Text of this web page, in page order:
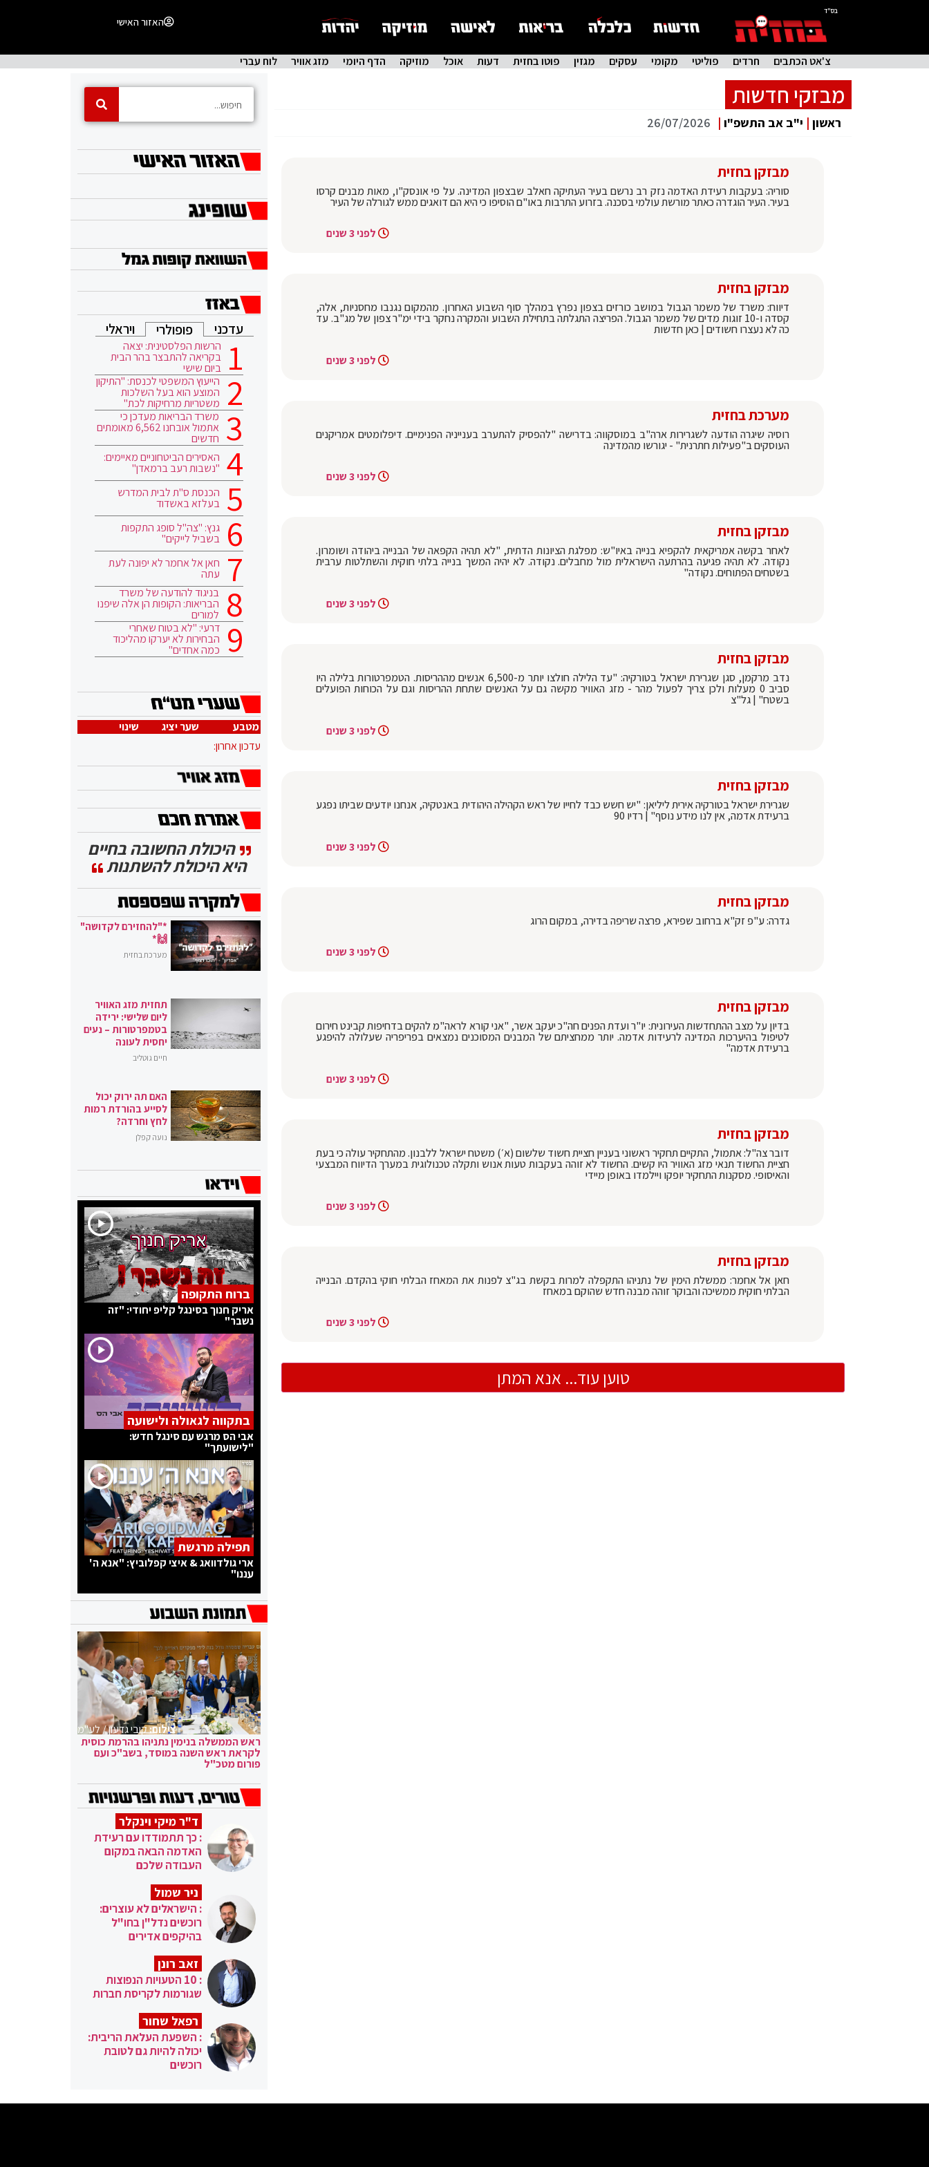
בס"ד
האזור האישי
צ'אט הכתבים חרדים פוליטי מקומי עסקים מגזין פוטו בחזית דעות אוכל מוזיקה הדף היומי מזג אוויר לוח עברי
מבזקי חדשות
ראשון | י"ב אב התשפ"ו |
26/07/2026
מבזקן בחזית
סוריה: בעקבות רעידת האדמה נזק רב נרשם בעיר העתיקה חאלב שבצפון המדינה. על פי אונסק"ו, מאות מבנים קרסו
בעיר. העיר הוגדרה כאתר מורשת עולמי בסכנה. בזרוע התרבות באו"ם הוסיפו כי היא הם דואגים ממש לגורלה של העיר
לפני 3 שנים
מבזקן בחזית
דיווח: משרד של משמר הגבול במושב כורזים בצפון נפרץ במהלך סוף השבוע האחרון. מהמקום נגנבו מחסניות, אלה,
קסדה ו-10 זוגות מדים של משמר הגבול. הפריצה התגלתה בתחילת השבוע והמקרה נחקר בידי ימ"ר צפון של מג"ב. עד
כה לא נעצרו חשודים | כאן חדשות
לפני 3 שנים
מערכת בחזית
רוסיה שיגרה הודעה לשגרירות ארה"ב במוסקווה: בדרישה "להפסיק להתערב בענייניה הפנימיים. דיפלומטים אמריקנים
העוסקים ב"פעילות חתרנית" - יגורשו מהמדינה
לפני 3 שנים
מבזקן בחזית
לאחר בקשה אמריקאית להקפיא בנייה באיו"ש: מפלגת הציונות הדתית, "לא תהיה הקפאה של הבנייה ביהודה ושומרון.
נקודה. לא תהיה פגיעה בהרתעה הישראלית מול מחבלים. נקודה. לא יהיה המשך בנייה בלתי חוקית והשתלטות ערבית
בשטחים הפתוחים. נקודה"
לפני 3 שנים
מבזקן בחזית
נדב מרקמן, סגן שגרירת ישראל בטורקיה: "עד הלילה חולצו יותר מ-6,500 אנשים מההריסות. הטמפרטורות בלילה היו
סביב 0 מעלות ולכן צריך לפעול מהר - מזג האוויר מקשה גם על האנשים שתחת ההריסות וגם על הכוחות הפועלים
בשטח" | גל"צ
לפני 3 שנים
מבזקן בחזית
שגרירת ישראל בטורקיה אירית ליליאן: "יש חשש כבד לחייו של ראש הקהילה היהודית באנטקיה, אנחנו יודעים שביתו נפגע
ברעידת אדמה, אין לנו מידע נוסף" | רדיו 90
לפני 3 שנים
מבזקן בחזית
גדרה: ע"פ זק"א ברחוב שפירא, פרצה שריפה בדירה, במקום הרוג
לפני 3 שנים
מבזקן בחזית
בדיון על מצב ההתחדשות העירונית: יו"ר ועדת הפנים חה"כ יעקב אשר, "אני קורא לראה"מ להקים בדחיפות קבינט חירום
לטיפול בהיערכות המדינה לרעידות אדמה. יותר ממחציתם של המבנים המסוכנים נמצאים בפריפריה שעלולה להיפגע
ברעידת אדמה"
לפני 3 שנים
מבזקן בחזית
דובר צה"ל: אתמול, התקיים תחקיר ראשוני בעניין חציית חשוד שלשום (א׳) משטח ישראל ללבנון. מהתחקיר עולה כי בעת
חציית החשוד תנאי מזג האוויר היו קשים. החשוד לא זוהה בעקבות טעות אנוש ותקלה טכנולוגית במערך הדיווח המבצעי
והאיסופי. מסקנות התחקיר יופקו ויילמדו באופן מיידי
לפני 3 שנים
מבזקן בחזית
חאן אל אחמר: ממשלת הימין של נתניהו התקפלה למרות בקשת בג"צ לפנות את המאחז הבלתי חוקי בהקדם. הבנייה
הבלתי חוקית ממשיכה והבוקר זוהה מבנה חדש שהוקם במאחז
לפני 3 שנים
טוען עוד... אנא המתן
עדכני פופולרי ויראלי
הרשות הפלסטינית: יצאה
בקריאה להתבצר בהר הבית
ביום שישי
הייעוץ המשפטי לכנסת: "התיקון
המוצע הוא בעל השלכות
משטריות מרחיקות לכת"
משרד הבריאות מעדכן כי
אתמול אובחנו 6,562 מאומתים
חדשים
האסירים הביטחוניים מאיימים:
"נשבות רעב ברמאדן"
הכנסת ס"ת לבית המדרש
בעלזא באשדוד
גנץ: "צה"ל סופג התקפות
בשביל לייקים"
חאן אל אחמר לא יפונה לעת
עתה
בניגוד להודעה של משרד
הבריאות: הקופות הן אלה שיפנו
למורים
דרעי: "לא בטוח שאחרי
הבחירות לא יערקו מהליכוד
כמה אחדים"
מטבע שער יציג
שינוי
עדכון אחרון:
היכולת החשובה בחיים
היא היכולת להשתנות
*"להחזירם לקדושה"
🙌*
מערכת בחזית
תחזית מזג האוויר
ליום שלישי: ירידה
בטמפרטורות – נעים
יחסית לעונה
חיים גוטליב
האם תה ירוק יכול
לסייע בהורדת רמות
לחץ וחרדה?
נועה קפלן
ברוח התקופה
אריק חנוך בסינגל קליפ יחודי: "זה
נשבר"
בתקווה לגאולה ולישועה
אבי הס מרגש עם סינגל חדש:
"לישועתך"
תפילה מרגשת
ארי גולדוואג & איצי קפלוביץ: "אנא ה'
עננו"
צילום:קובי גדעון / לע"מ
ראש הממשלה בנימין נתניהו בהרמת כוסית
לקראת ראש השנה במוסד, בשב"כ ועם
פורום מטכ"ל
ד"ר מיקי וינקלר
: כך תתמודדו עם רעידת
האדמה הבאה במקום
העבודה שלכם
ניר שמול
: הישראלים לא עוצרים:
רוכשים נדל"ן בחו"ל
בהיקפים אדירים
זאב רונן
: 10 הטעויות הנפוצות
שגורמות לקריסת חברות
רפאל שחור
: השפעת העלאת הריבית:
יכולה להיות גם לטובת
רוכשים